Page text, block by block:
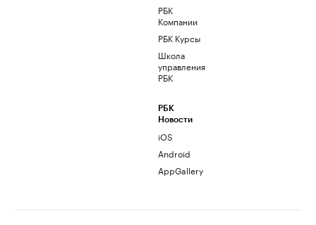
РБК
Компании
РБК Курсы
Школа
управления
РБК
РБК
Новости
iOS
Android
AppGallery